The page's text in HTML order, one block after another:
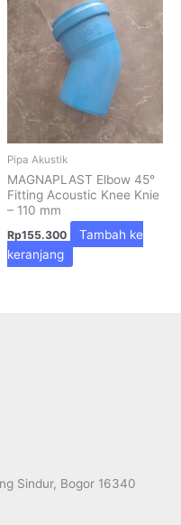
Pipa Akustik
MAGNAPLAST Elbow 45°
Fitting Acoustic Knee Knie
– 110 mm
Rp155.300
Tambah ke
keranjang
Sindur, Bogor 16340